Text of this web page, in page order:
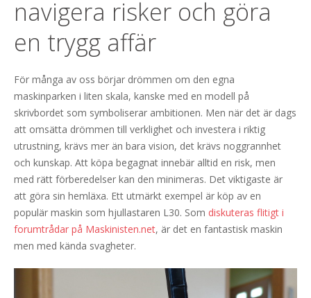
navigera risker och göra
en trygg affär
För många av oss börjar drömmen om den egna
maskinparken i liten skala, kanske med en modell på
skrivbordet som symboliserar ambitionen. Men när det är dags
att omsätta drömmen till verklighet och investera i riktig
utrustning, krävs mer än bara vision, det krävs noggrannhet
och kunskap. Att köpa begagnat innebär alltid en risk, men
med rätt förberedelser kan den minimeras. Det viktigaste är
att göra sin hemläxa. Ett utmärkt exempel är köp av en
populär maskin som hjullastaren L30. Som diskuteras flitigt i
forumtrådar på Maskinisten.net, är det en fantastisk maskin
men med kända svagheter.